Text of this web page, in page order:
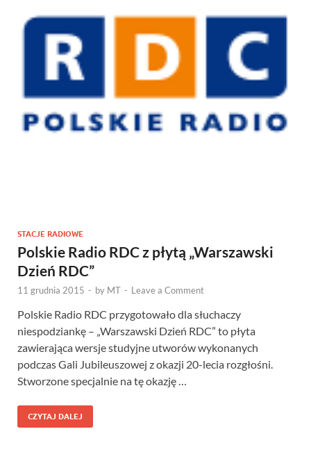
STACJE RADIOWE
Polskie Radio RDC z płytą „Warszawski
Dzień RDC”
11 grudnia 2015 - by MT - Leave a Comment
Polskie Radio RDC przygotowało dla słuchaczy
niespodziankę – „Warszawski Dzień RDC” to płyta
zawierająca wersje studyjne utworów wykonanych
podczas Gali Jubileuszowej z okazji 20-lecia rozgłośni.
Stworzone specjalnie na tę okazję …
CZYTAJ DALEJ